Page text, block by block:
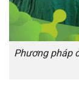
Phương pháp